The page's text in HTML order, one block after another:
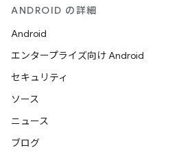
ANDROID の詳細
Android
エンタープライズ向け Android
セキュリティ
ソース
ニュース
ブログ